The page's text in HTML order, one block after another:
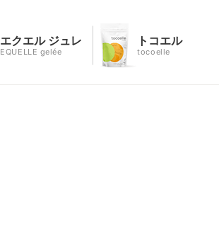
エクエル ジュレ
EQUELLE gelée
トコエル
tocoelle